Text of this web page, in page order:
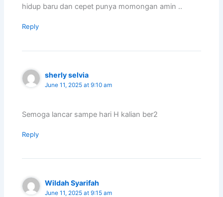
hidup baru dan cepet punya momongan amin ..
Reply
sherly selvia
June 11, 2025 at 9:10 am
Semoga lancar sampe hari H kalian ber2
Reply
Wildah Syarifah
June 11, 2025 at 9:15 am